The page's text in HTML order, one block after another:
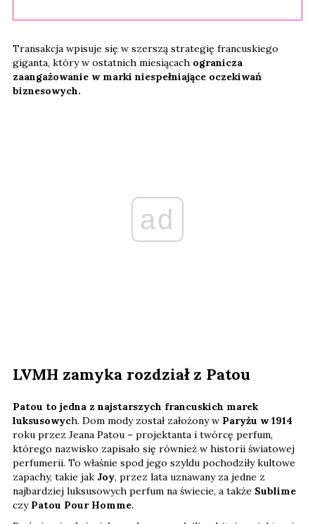
Transakcja wpisuje się w szerszą strategię francuskiego
giganta, który w ostatnich miesiącach ogranicza
zaangażowanie w marki niespełniające oczekiwań
biznesowych.
ad
LVMH zamyka rozdział z Patou
Patou to jedna z najstarszych francuskich marek
luksusowych. Dom mody został założony w Paryżu w 1914
roku przez Jeana Patou – projektanta i twórcę perfum,
którego nazwisko zapisało się również w historii światowej
perfumerii. To właśnie spod jego szyldu pochodziły kultowe
zapachy, takie jak Joy, przez lata uznawany za jedne z
najbardziej luksusowych perfum na świecie, a także Sublime
czy Patou Pour Homme.